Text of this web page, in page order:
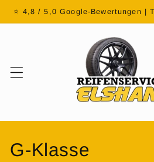
zum
Inhalt
⭐ 4,8 / 5,0 Google-Bewertungen |
K
G-Klasse